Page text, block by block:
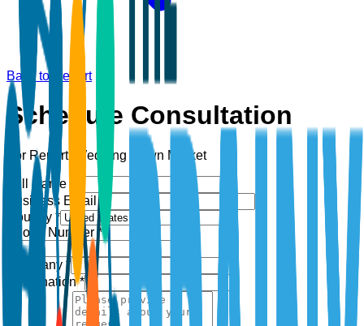
Back to Report
Schedule Consultation
For Report: Wedding Gown Market
Full Name *
Business Email *
Country *
Phone Number *
Company *
Designation *